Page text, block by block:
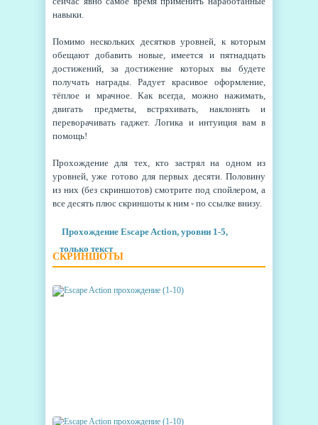
навыки.
Помимо нескольких десятков уровней, к которым
обещают добавить новые, имеется и пятнадцать
достижений, за достижение которых вы будете
получать награды. Радует красивое оформление,
тёплое и мрачное. Как всегда, можно нажимать,
двигать предметы, встряхивать, наклонять и
переворачивать гаджет. Логика и интуиция вам в
помощь!
Прохождение для тех, кто застрял на одном из
уровней, уже готово для первых десяти. Половину
из них (без скриншотов) смотрите под спойлером, а
все десять плюс скриншоты к ним - по ссылке внизу.
Прохождение Escape Action, уровни 1-5,
только текст
СКРИНШОТЫ